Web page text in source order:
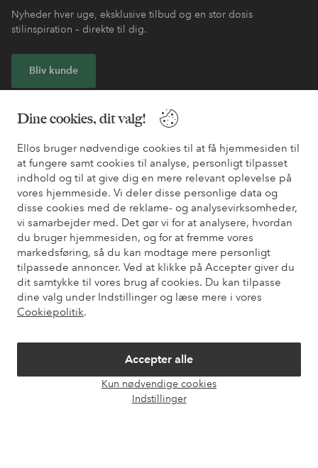
Dine cookies, dit valg!
Ellos bruger nødvendige cookies til at få hjemmesiden til
at fungere samt cookies til analyse, personligt tilpasset
indhold og til at give dig en mere relevant oplevelse på
vores hjemmeside. Vi deler disse personlige data og
disse cookies med de reklame- og analysevirksomheder,
vi samarbejder med. Det gør vi for at analysere, hvordan
du bruger hjemmesiden, og for at fremme vores
markedsføring, så du kan modtage mere personligt
tilpassede annoncer. Ved at klikke på Accepter giver du
dit samtykke til vores brug af cookies. Du kan tilpasse
dine valg under Indstillinger og læse mere i vores
Cookiepolitik.
Accepter alle
Kun nødvendige cookies
Indstillinger
Nyheder hver uge, eksklusive tilbud og en stor dosis
stilinspiration – direkte til dig.
Bliv kunde
Har du brug for hjælp?
Du kan finde svar på de oftest stillede spørgsmål i vores FAQ.
Du kan også finde oplysninger om, hvordan du kontakter os.
Kundeservice Bestilling Betalingsmåde
Mine sider